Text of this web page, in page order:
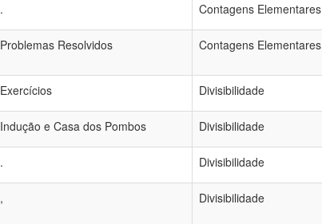
. Contagens Elementares
Problemas Resolvidos Contagens Elementares
Exercícios Divisibilidade
Indução e Casa dos Pombos Divisibilidade
. Divisibilidade
, Divisibilidade